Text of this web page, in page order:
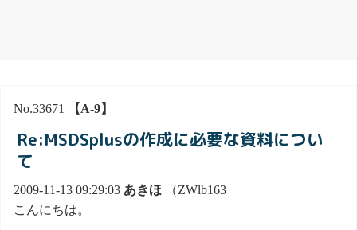
No.33671 【A-9】
Re:MSDSplusの作成に必要な資料につい
て
2009-11-13 09:29:03 あきほ （ZWlb163
こんにちは。